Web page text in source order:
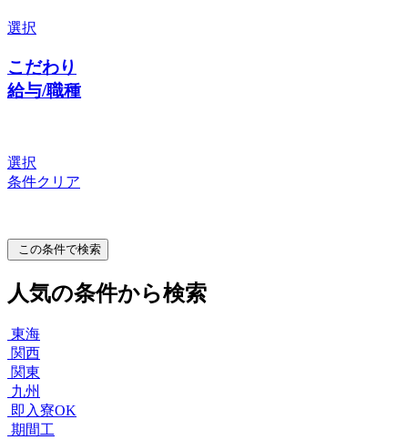
選択
こだわり
給与/職種
選択
条件クリア
この条件で検索
人気の条件から検索
東海
関西
関東
九州
即入寮OK
期間工